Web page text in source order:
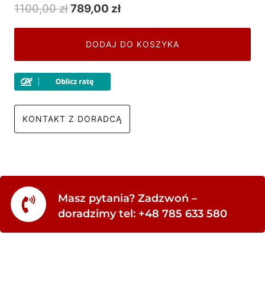
1100,00zł Pierwotna
cena
wynosiła:
1100,00 zł.
789,00 złAktualna
cena
wynosi:
789,00 zł.
DODAJ DO KOSZYKA
KONTAKT Z DORADCĄ
Masz pytania? Zadzwoń –
doradzimy tel: +48 785 633 580